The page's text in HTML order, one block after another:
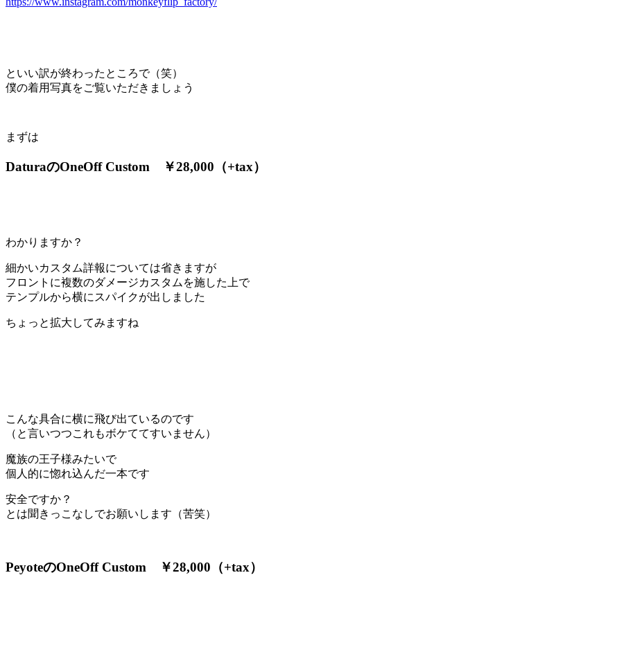
といい訳が終わったところで（笑）
僕の着用写真をご覧いただきましょう
まずは
DaturaのOneOff Custom ￥28,000（+tax）
わかりますか？
細かいカスタム詳報については省きますが
フロントに複数のダメージカスタムを施した上で
テンプルから横にスパイクが出しました
ちょっと拡大してみますね
こんな具合に横に飛び出ているのです
（と言いつつこれもボケててすいません）
魔族の王子様みたいで
個人的に惚れ込んだ一本です
安全ですか？
とは聞きっこなしでお願いします（苦笑）
PeyoteのOneOff Custom ￥28,000（+tax）